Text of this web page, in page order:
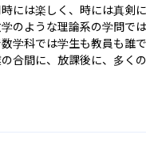
には楽しく、時には真剣
のような理論系の学問で
学科では学生も教員も誰
合間に、放課後に、多く